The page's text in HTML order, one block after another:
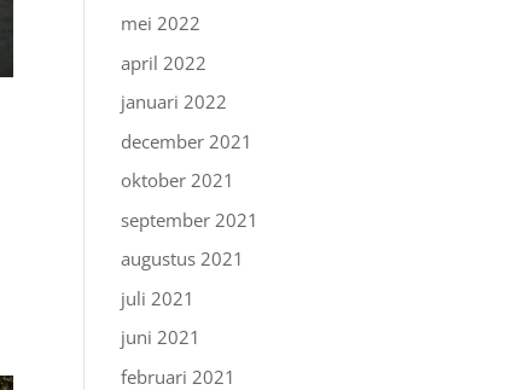
mei 2022
april 2022
januari 2022
december 2021
oktober 2021
september 2021
augustus 2021
juli 2021
juni 2021
februari 2021